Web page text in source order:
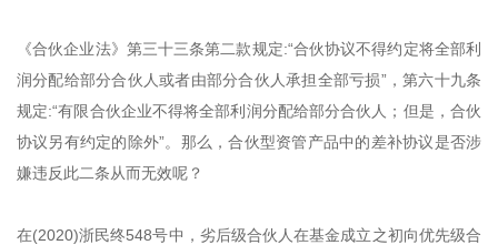
《合伙企业法》第三十三条第二款规定:“合伙协议不得约定将全部利
润分配给部分合伙人或者由部分合伙人承担全部亏损”，第六十九条
规定:“有限合伙企业不得将全部利润分配给部分合伙人；但是，合伙
协议另有约定的除外”。那么，合伙型资管产品中的差补协议是否涉
嫌违反此二条从而无效呢？
在(2020)浙民终548号中，劣后级合伙人在基金成立之初向优先级合